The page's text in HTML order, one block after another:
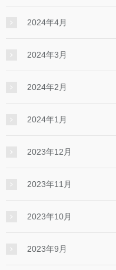
2024年4月
2024年3月
2024年2月
2024年1月
2023年12月
2023年11月
2023年10月
2023年9月